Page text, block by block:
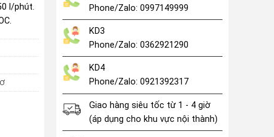
l/phút.
Phone/Zalo: 0997149999
KD3
Phone/Zalo: 0362921290
KD4
Phone/Zalo: 0921392317
Giao hàng siêu tốc từ 1 - 4 giờ
(áp dụng cho khu vực nội thành)